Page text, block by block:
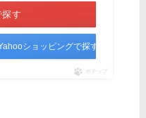
す
ショッピングで探す
ポチップ